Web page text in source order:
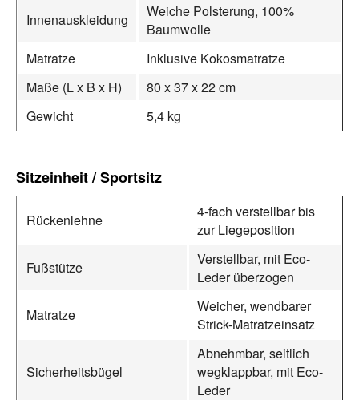
Innenauskleidung
Weiche Polsterung, 100%
Baumwolle
Matratze
Inklusive Kokosmatratze
Maße (L x B x H)
80 x 37 x 22 cm
Gewicht
5,4 kg
Sitzeinheit / Sportsitz
Rückenlehne
4-fach verstellbar bis
zur Liegeposition
Fußstütze
Verstellbar, mit Eco-
Leder überzogen
Matratze
Weicher, wendbarer
Strick-Matratzeinsatz
Sicherheitsbügel
Abnehmbar, seitlich
wegklappbar, mit Eco-
Leder